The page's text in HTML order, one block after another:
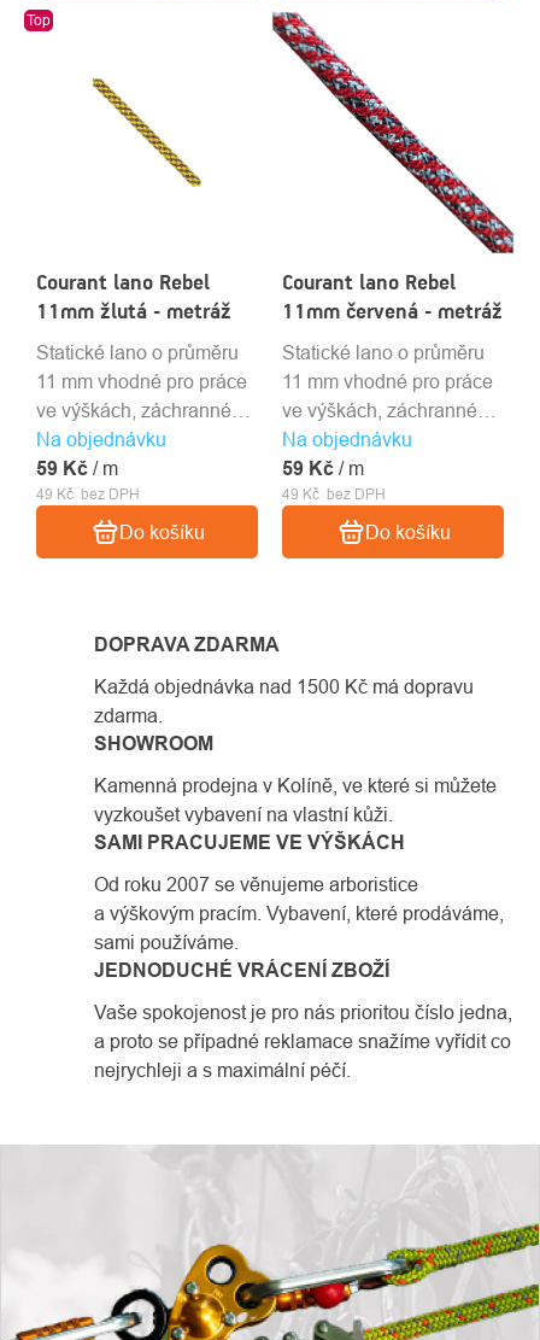
Top
Courant lano Rebel
11mm žlutá - metráž
Na objednávku
49 Kč bez DPH
59 Kč / m
Do košíku
Statické lano o průměru
11 mm vhodné pro práce
ve výškách, záchranné
akce a SRT techniku.
Courant lano Rebel
11mm červená - metráž
Na objednávku
49 Kč bez DPH
59 Kč / m
Do košíku
Statické lano o průměru
11 mm vhodné pro práce
ve výškách, záchranné
akce a SRT techniku.
DOPRAVA ZDARMA
Každá objednávka nad 1500 Kč má dopravu
zdarma.
SHOWROOM
Kamenná prodejna v Kolíně, ve které si můžete
vyzkoušet vybavení na vlastní kůži.
SAMI PRACUJEME VE VÝŠKÁCH
Od roku 2007 se věnujeme arboristice
a výškovým pracím. Vybavení, které prodáváme,
sami používáme.
JEDNODUCHÉ VRÁCENÍ ZBOŽÍ
Vaše spokojenost je pro nás prioritou číslo jedna,
a proto se případné reklamace snažíme vyřídit co
nejrychleji a s maximální péčí.